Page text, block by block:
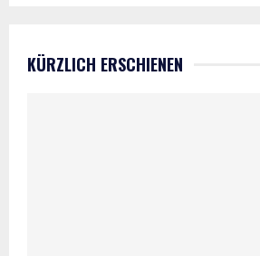
KÜRZLICH ERSCHIENEN